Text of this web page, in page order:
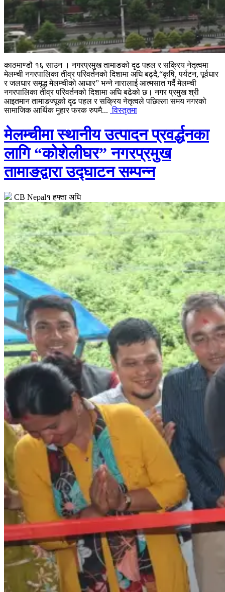
काठमाण्डौ १६ साउन । नगरप्रमुख तामाङको दृढ पहल र सक्रिय नेतृत्वमा
मेलम्ची नगरपालिका तीव्र परिवर्तनको दिशामा अघि बढ्दै,“कृषि, पर्यटन, पूर्वधार
र जलधार समृद्ध मेलम्चीको आधार” भन्ने नारालाई आत्मसात गर्दै मेलम्ची
नगरपालिका तीव्र परिवर्तनको दिशामा अघि बढेको छ। नगर प्रमुख श्री
आइतमान तामाङज्यूको दृढ पहल र सक्रिय नेतृत्वले पछिल्ला समय नगरको
सामाजिक आर्थिक मुहार फरक रुपमै... विस्तृतमा
मेलम्चीमा स्थानीय उत्पादन प्रवर्द्धनका
लागि “कोशेलीघर” नगरप्रमुख
तामाङद्वारा उद्घाटन सम्पन्न
CB Nepal१ हफ्ता अघि